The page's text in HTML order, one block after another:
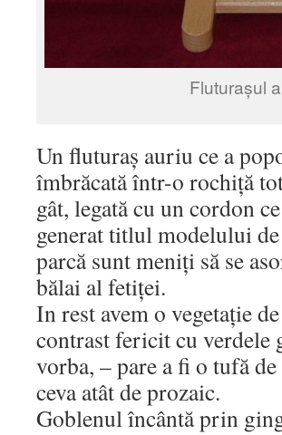
Fluturașul
Un fluturaș auriu ce a
îmbrăcată într-o rochiță
gât, legată cu un cordon
generat titlul modelului
parcă sunt meniți să se
bălai al fetiței.
In rest avem o vegetație
contrast fericit cu
vorba, – pare a fi o tufă
ceva atât de prozaic.
Goblenul încântă prin